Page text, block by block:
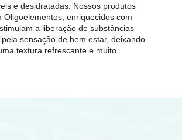
e desidratadas. Nossos produtos
Oligoelementos, enriquecidos com
a liberação de substâncias
sensação de bem estar, deixando
textura refrescante e muito